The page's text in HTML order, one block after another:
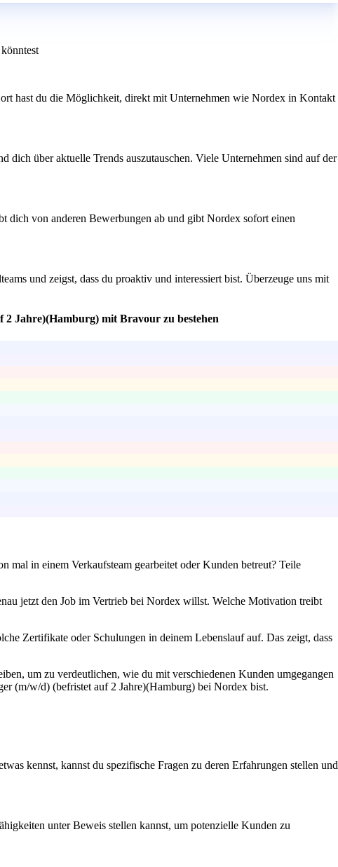
hast du die Möglichkeit, direkt mit Unternehmen wie Nordex in Kontakt
über aktuelle Trends auszutauschen. Viele Unternehmen sind auf der
dich von anderen Bewerbungen ab und gibt Nordex sofort einen
und zeigst, dass du proaktiv und interessiert bist. Überzeuge uns mit
2 Jahre)(Hamburg) mit Bravour zu bestehen
mal in einem Verkaufsteam gearbeitet oder Kunden betreut? Teile
jetzt den Job im Vertrieb bei Nordex willst. Welche Motivation treibt
Zertifikate oder Schulungen in deinem Lebenslauf auf. Das zeigt, dass
um zu verdeutlichen, wie du mit verschiedenen Kunden umgegangen
(m/w/d) (befristet auf 2 Jahre)(Hamburg) bei Nordex bist.
kennst, kannst du spezifische Fragen zu deren Erfahrungen stellen und
unter Beweis stellen kannst, um potenzielle Kunden zu